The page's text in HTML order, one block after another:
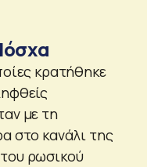
κρατήθηκε
με τη
στο κανάλι της
ρωσικού